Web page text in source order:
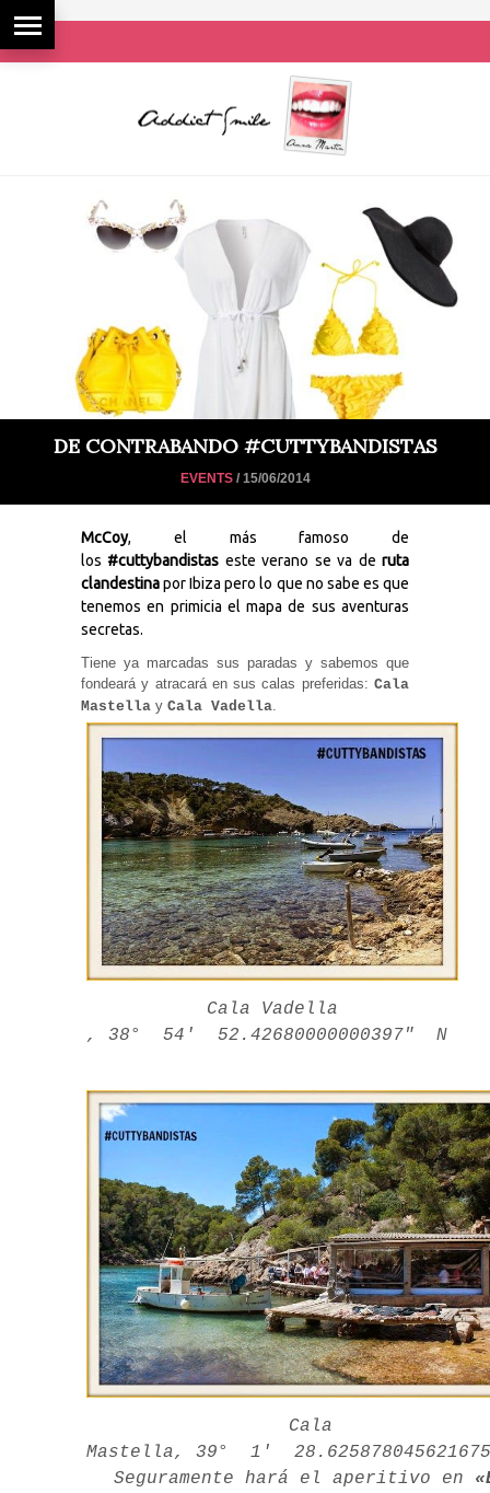
DE CONTRABANDO #CUTTYBANDISTAS
EVENTS/ 15/06/2014
McCoy, el más famoso de
los #cuttybandistas este verano se va deruta
clandestinapor Ibiza pero lo que no sabe es que
tenemos en primicia el mapa de sus aventuras
secretas.
Tiene ya marcadas sus paradas y sabemos que
fondeará y atracará en sus calas preferidas: Cala
Mastella y Cala Vadella.
Cala Vadella
, 38° 54′ 52.42680000000397″ N
Cala
Mastella, 39° 1′
Seguramente hará el aperitivo en
Necesarias
opcionales.
funcionalidad
y estructura
de la web, en
base a cómo
nuestra web
durante tu
rechaza estas
desaparecerán
Al compartir tus
comportamiento
mientras visitas
nuestro sitio,
aumentas la
posibilidad de